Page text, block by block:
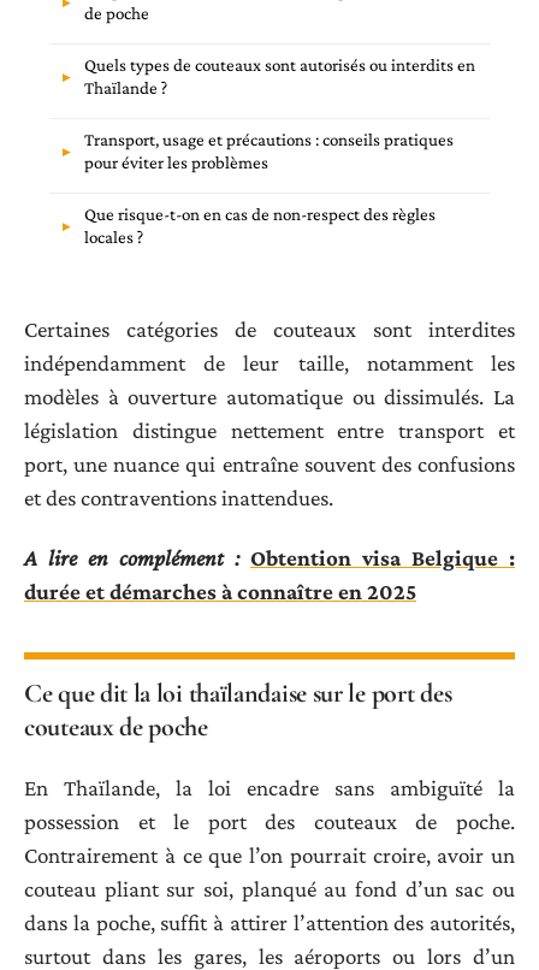
de poche
Quels types de couteaux sont autorisés ou interdits en
Thaïlande ?
Transport, usage et précautions : conseils pratiques
pour éviter les problèmes
Que risque-t-on en cas de non-respect des règles
locales ?
Certaines catégories de couteaux sont interdites
indépendamment de leur taille, notamment les
modèles à ouverture automatique ou dissimulés. La
législation distingue nettement entre transport et
port, une nuance qui entraîne souvent des confusions
et des contraventions inattendues.
A lire en complément : Obtention visa Belgique :
durée et démarches à connaître en 2025
Ce que dit la loi thaïlandaise sur le port des
couteaux de poche
En Thaïlande, la loi encadre sans ambiguïté la
possession et le port des couteaux de poche.
Contrairement à ce que l’on pourrait croire, avoir un
couteau pliant sur soi, planqué au fond d’un sac ou
dans la poche, suffit à attirer l’attention des autorités,
surtout dans les gares, les aéroports ou lors d’un